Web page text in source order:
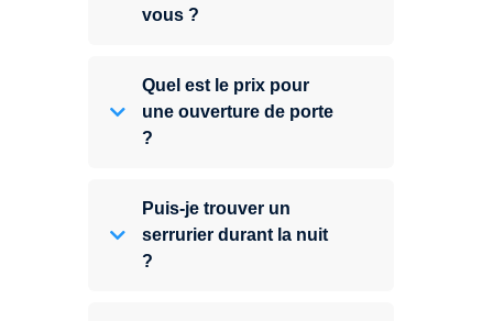
vous ?
Quel est le prix pour
une ouverture de porte
?
Puis-je trouver un
serrurier durant la nuit
?